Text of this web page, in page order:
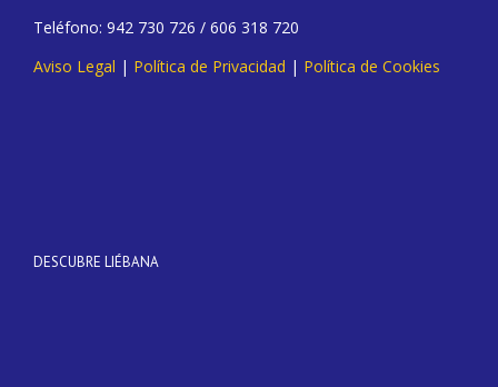
Teléfono: 942 730 726 / 606 318 720
Aviso Legal | Política de Privacidad | Política de Cookies
DESCUBRE LIÉBANA